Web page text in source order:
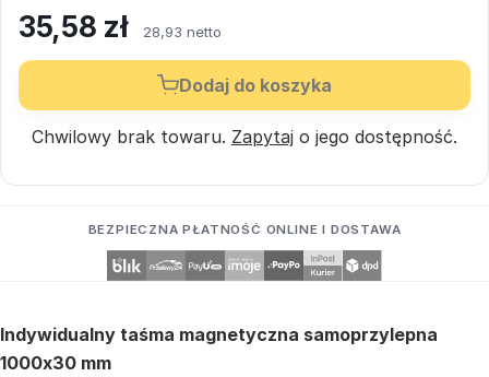
35,58 zł 28,93 netto
Dodaj do koszyka
Chwilowy brak towaru. Zapytaj o jego dostępność.
BEZPIECZNA PŁATNOŚĆ ONLINE I DOSTAWA
Indywidualny taśma magnetyczna samoprzylepna
1000x30 mm